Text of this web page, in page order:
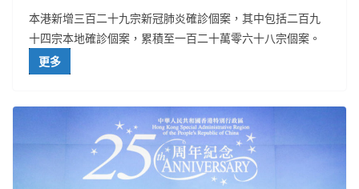
本港新增三百二十九宗新冠肺炎確診個案，其中包括二百九
十四宗本地確診個案，累積至一百二十萬零六十八宗個案。
更多